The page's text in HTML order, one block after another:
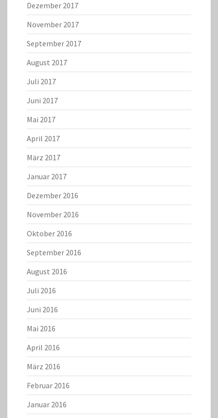
Dezember 2017
November 2017
September 2017
August 2017
Juli 2017
Juni 2017
Mai 2017
April 2017
März 2017
Januar 2017
Dezember 2016
November 2016
Oktober 2016
September 2016
August 2016
Juli 2016
Juni 2016
Mai 2016
April 2016
März 2016
Februar 2016
Januar 2016